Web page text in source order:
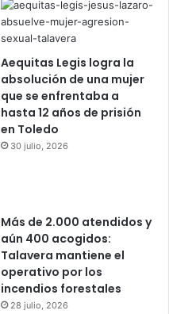
Aequitas Legis logra la
absolución de una mujer
que se enfrentaba a
hasta 12 años de prisión
en Toledo
30 julio, 2026
Más de 2.000 atendidos y
aún 400 acogidos:
Talavera mantiene el
operativo por los
incendios forestales
28 julio, 2026